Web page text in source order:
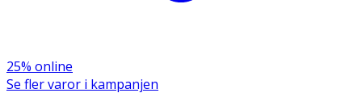
Hydroxyethylcellulose, Polyquaternium-72, Parfum
Kernel Oil, Sodium Chloride, Disodium EDTA, Tocopheryl
Acetate, Candelilla Cera, Sodium Hydroxide, Citric Acid,
Benzyl Alcohol, Hexyl Cinnamal, Linalool, Alpha-Isomethyl
25% online
Se fler varor i kampanjen